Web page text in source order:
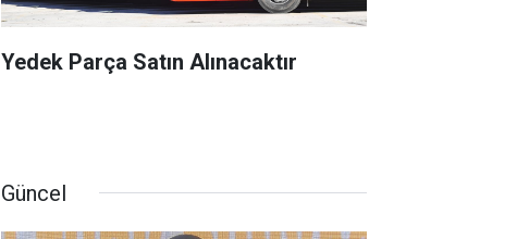
Yedek Parça Satın Alınacaktır
Güncel